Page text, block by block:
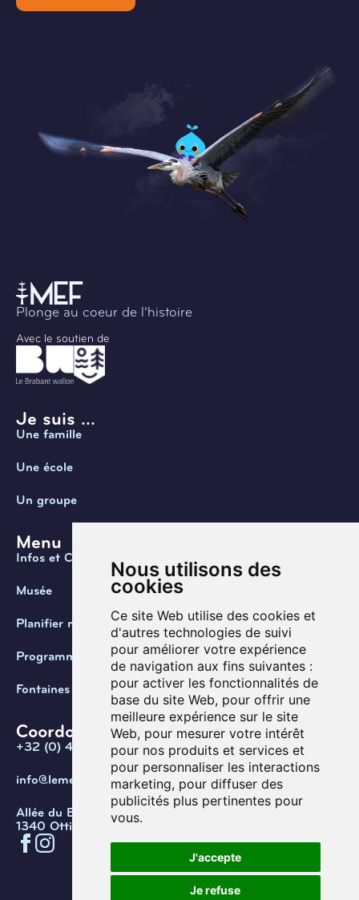
Nous utilisons des
cookies
Ce site Web utilise des cookies et
d'autres technologies de suivi
pour améliorer votre expérience
de navigation aux fins suivantes :
pour activer les fonctionnalités de
base du site Web, pour offrir une
meilleure expérience sur le site
Web, pour mesurer votre intérêt
pour nos produits et services et
pour personnaliser les interactions
marketing, pour diffuser des
publicités plus pertinentes pour
vous.
J'accepte
Je refuse
Plonge au coeur de l’histoire
Avec le soutien de
Je suis ...
Une famille
Une école
Un groupe
Menu
Infos et Contact
Musée
Planifier ma visite
Programmation
Fontaines de Belgique
Coordonnées
+32 (0) 470 / 67.20.55
info@lemef.be
Allée du Bois des Rêves 1,
1340 Ottignies-Louvain-la-Neuve
Confidentialité
Cookies
Conditions d'utilisation